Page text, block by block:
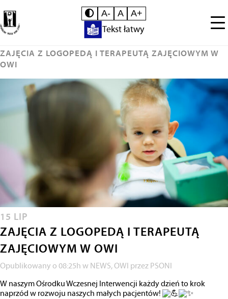
A- A A+
Tekst łatwy
ZAJĘCIA Z LOGOPEDĄ I TERAPEUTĄ ZAJĘCIOWYM W
OWI
15 LIP
ZAJĘCIA Z LOGOPEDĄ I TERAPEUTĄ
ZAJĘCIOWYM W OWI
Opublikowany o 08:25h w NEWS,OWI przez PSONI
W naszym Ośrodku Wczesnej Interwencji każdy dzień to krok
naprzód w rozwoju naszych małych pacjentów!